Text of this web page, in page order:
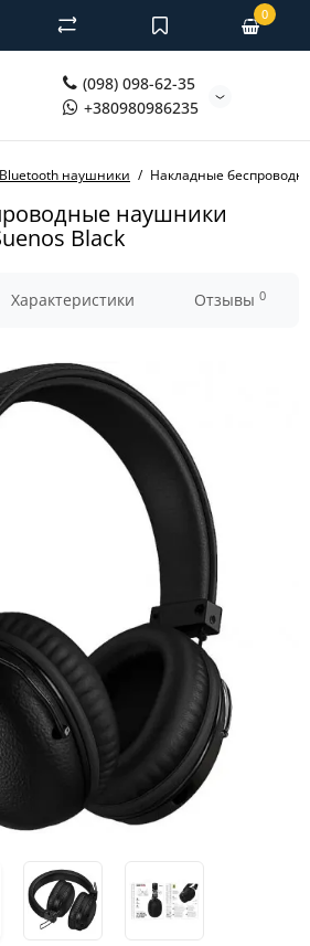
(098) 098-62-35
+380980986235
0
Bluetooth наушники Накладные
наушники
Black
Характеристики Отзывы 0